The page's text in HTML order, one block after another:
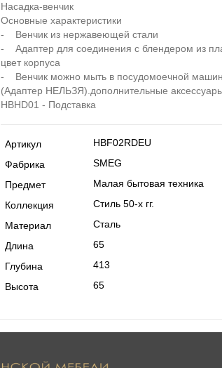
Насадка-венчик
Основные характеристики
- Венчик из нержавеющей стали
- Адаптер для соединения с блендером из
цвет корпуса
- Венчик можно мыть в посудомоечной
(Адаптер НЕЛЬЗЯ).дополнительные
HBHD01 - Подставка
Артикул HBF02RDEU
Фабрика SMEG
Предмет Малая бытовая техника
Коллекция Стиль 50-х гг.
Материал Сталь
Длина 65
Глубина 413
Высота 65